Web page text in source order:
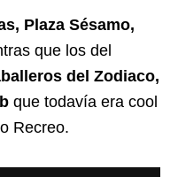
Plaza Sésamo,
que los del
del Zodiaco,
que todavía era cool
Recreo.